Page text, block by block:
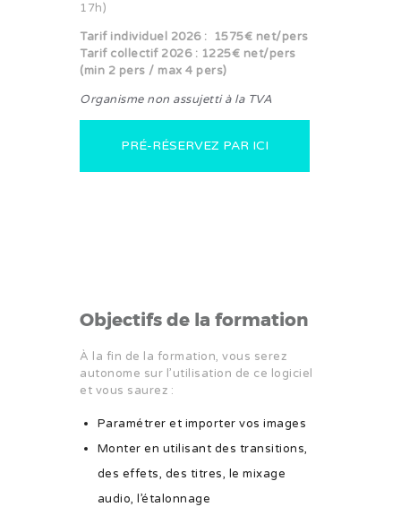
faire
Nos conseils
Vidéo
Contact
17h)
Tarif individuel 2026 : 1575€ net/pers
Tarif collectif 2026 : 1225€ net/pers
(min 2 pers / max 4 pers)
Organisme non assujetti à la TVA
PRÉ-RÉSERVEZ PAR ICI
Objectifs de la formation
À la fin de la formation, vous serez
autonome sur l’utilisation de ce logiciel
et vous saurez :
Paramétrer et importer vos images
Monter en utilisant des transitions,
des effets, des titres, le mixage
audio, l’étalonnage